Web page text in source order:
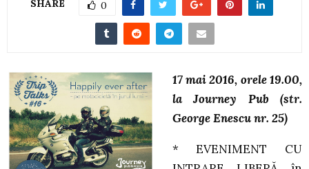
SHARE 0
17 mai 2016, orele 19.00,
la Journey Pub (str.
George Enescu nr. 25)
* EVENIMENT CU